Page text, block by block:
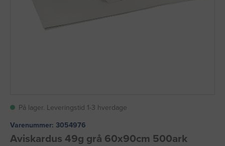
På lager. Leveringstid 1-3 hverdage
Varenummer: 3054976
Aviskardus 49g grå 60x90cm 500ark